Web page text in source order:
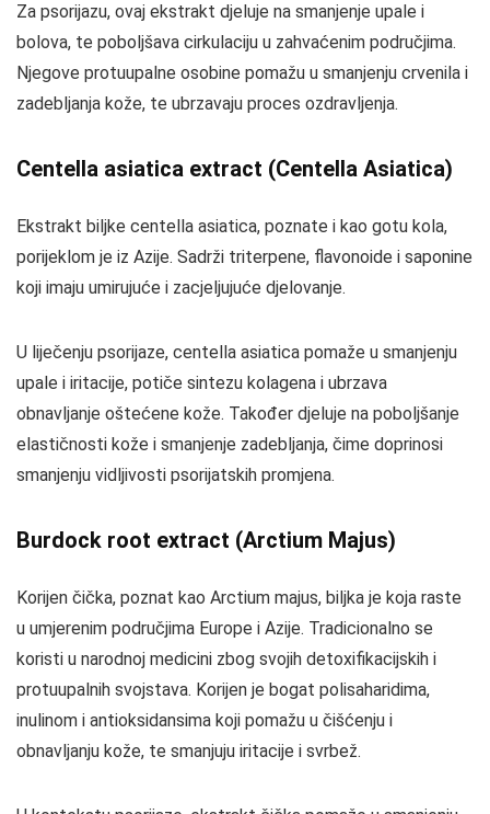
Za psorijazu, ovaj ekstrakt djeluje na smanjenje upale i
bolova, te poboljšava cirkulaciju u zahvaćenim područjima.
Njegove protuupalne osobine pomažu u smanjenju crvenila i
zadebljanja kože, te ubrzavaju proces ozdravljenja.
Centella asiatica extract (Centella Asiatica)
Ekstrakt biljke centella asiatica, poznate i kao gotu kola,
porijeklom je iz Azije. Sadrži triterpene, flavonoide i saponine
koji imaju umirujuće i zacjeljujuće djelovanje.
U liječenju psorijaze, centella asiatica pomaže u smanjenju
upale i iritacije, potiče sintezu kolagena i ubrzava
obnavljanje oštećene kože. Također djeluje na poboljšanje
elastičnosti kože i smanjenje zadebljanja, čime doprinosi
smanjenju vidljivosti psorijatskih promjena.
Burdock root extract (Arctium Majus)
Korijen čička, poznat kao Arctium majus, biljka je koja raste
u umjerenim područjima Europe i Azije. Tradicionalno se
koristi u narodnoj medicini zbog svojih detoxifikacijskih i
protuupalnih svojstava. Korijen je bogat polisaharidima,
inulinom i antioksidansima koji pomažu u čišćenju i
obnavljanju kože, te smanjuju iritacije i svrbež.